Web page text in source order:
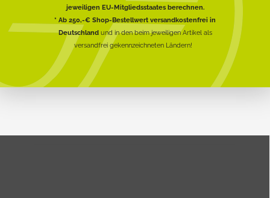
jeweiligen EU-Mitgliedsstaates berechnen.
* Ab 250,-€ Shop-Bestellwert versandkostenfrei in
Deutschlandund in den beim jeweiligen Artikel als
versandfrei gekennzeichneten Ländern!